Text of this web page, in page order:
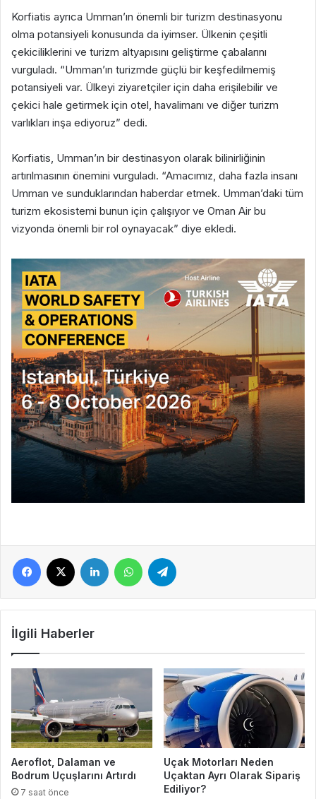
Korfiatis ayrıca Umman’ın önemli bir turizm destinasyonu
olma potansiyeli konusunda da iyimser. Ülkenin çeşitli
çekiciliklerini ve turizm altyapısını geliştirme çabalarını
vurguladı. “Umman’ın turizmde güçlü bir keşfedilmemiş
potansiyeli var. Ülkeyi ziyaretçiler için daha erişilebilir ve
çekici hale getirmek için otel, havalimanı ve diğer turizm
varlıkları inşa ediyoruz” dedi.
Korfiatis, Umman’ın bir destinasyon olarak bilinirliğinin
artırılmasının önemini vurguladı. “Amacımız, daha fazla insanı
Umman ve sunduklarından haberdar etmek. Umman’daki tüm
turizm ekosistemi bunun için çalışıyor ve Oman Air bu
vizyonda önemli bir rol oynayacak” diye ekledi.
Facebook LinkedIn WhatsApp
İlgili Haberler
Aeroflot, Dalaman ve
Bodrum Uçuşlarını Artırdı
7 saat önce
Uçak Motorları Neden
Uçaktan Ayrı Olarak Sipariş
Ediliyor?